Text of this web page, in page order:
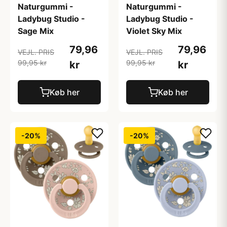
Naturgummi -
Ladybug Studio -
Sage Mix
VEJL. PRIS
99,95 kr
79,96
kr
Køb her
Naturgummi -
Ladybug Studio -
Violet Sky Mix
VEJL. PRIS
99,95 kr
79,96
kr
Køb her
-20% -20%